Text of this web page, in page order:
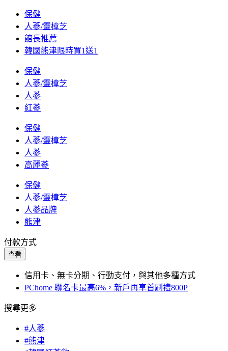
保健
人蔘/靈樟芝
館長推薦
韓國熊津限時買1送1
保健
人蔘/靈樟芝
人蔘
紅蔘
保健
人蔘/靈樟芝
人蔘
高麗蔘
保健
人蔘/靈樟芝
人蔘品牌
熊津
付款方式
查看
信用卡、無卡分期、行動支付，與其他多種方式
PChome 聯名卡最高6%，新戶再享首刷禮800P
搜尋更多
#人蔘
#熊津